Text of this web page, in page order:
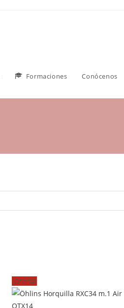
Formaciones Conócenos
¡Oferta!